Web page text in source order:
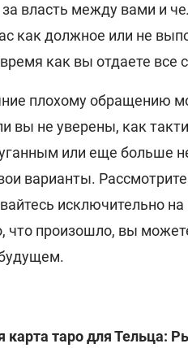
за власть между вами и
как должное или не
как вы отдаете все
плохому обращению
вы не уверены, как
или еще больше
варианты.
исключительно
что произошло, вы
карта таро для Тельца: